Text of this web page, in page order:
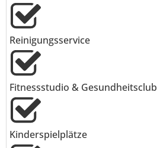
Reinigungsservice
Fitnessstudio & Gesundheitsclub
Kinderspielplätze